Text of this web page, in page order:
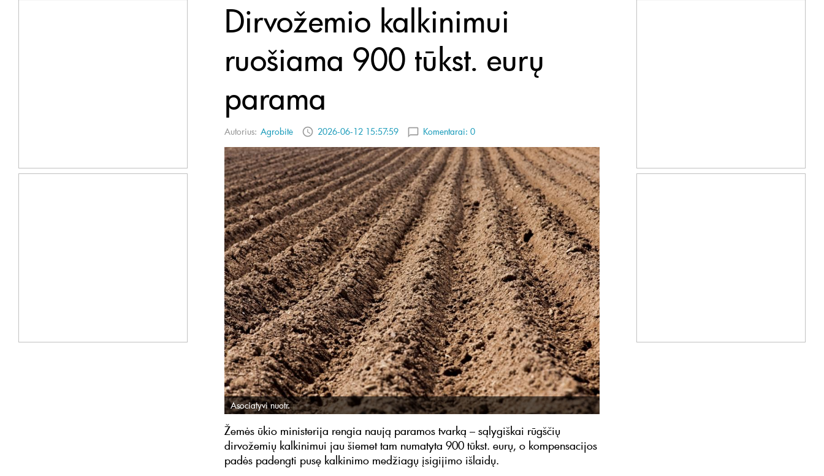
Dirvožemio kalkinimui
ruošiama 900 tūkst. eurų
parama
Autorius: Agrobitė 2026-06-12 15:57:59 Komentarai: 0
Asociatyvi nuotr.
Žemės ūkio ministerija rengia naują paramos tvarką – sąlygiškai rūgščių
dirvožemių kalkinimui jau šiemet tam numatyta 900 tūkst. eurų, o kompensacijos
padės padengti pusę kalkinimo medžiagų įsigijimo išlaidų.